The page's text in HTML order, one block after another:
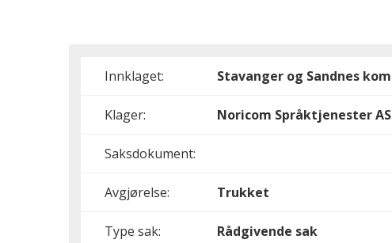
Innklaget: Stavanger og Sandnes
Klager: Noricom Språktjenester AS
Saksdokument:
Avgjørelse: Trukket
Type sak: Rådgivende sak